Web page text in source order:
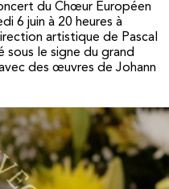
du Chœur Européen
6 juin à 20 heures à
artistique de Pascal
sous le signe du grand
des œuvres de Johann